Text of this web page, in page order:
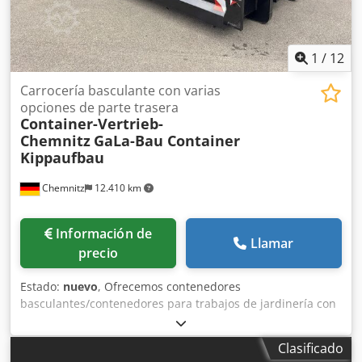
1 / 12
Chemnitz 12.410 km
Carrocería basculante con varias
opciones de parte trasera
Container-Vertrieb-
Chemnitz GaLa-Bau Container
Kippaufbau
Información de
precio
Llamar
Estado: nuevo, Ofrecemos contenedores
basculantes/contenedores para trabajos de jardinería con
portón trasero transitable y con resorte, compuerta
hidráulica tipo Sörling, compuerta hidráulica tipo francesa,
todo ello con diseño sin refuerzos, y fabricado bajo pedido.
Clasificado